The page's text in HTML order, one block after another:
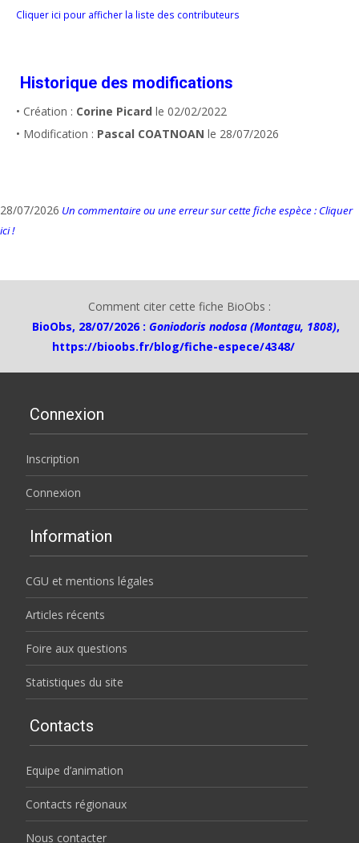
Cliquer ici pour afficher la liste des contributeurs
Historique des modifications
• Création : Corine Picard le 02/02/2022
• Modification : Pascal COATNOAN le 28/07/2026
28/07/2026 Un commentaire ou une erreur sur cette fiche espèce : Cliquer
ici !
Comment citer cette fiche BioObs :
BioObs, 28/07/2026 : Goniodoris nodosa (Montagu, 1808),
https://bioobs.fr/blog/fiche-espece/4348/
Connexion
Inscription
Connexion
Information
CGU et mentions légales
Articles récents
Foire aux questions
Statistiques du site
Contacts
Equipe d’animation
Contacts régionaux
Nous contacter